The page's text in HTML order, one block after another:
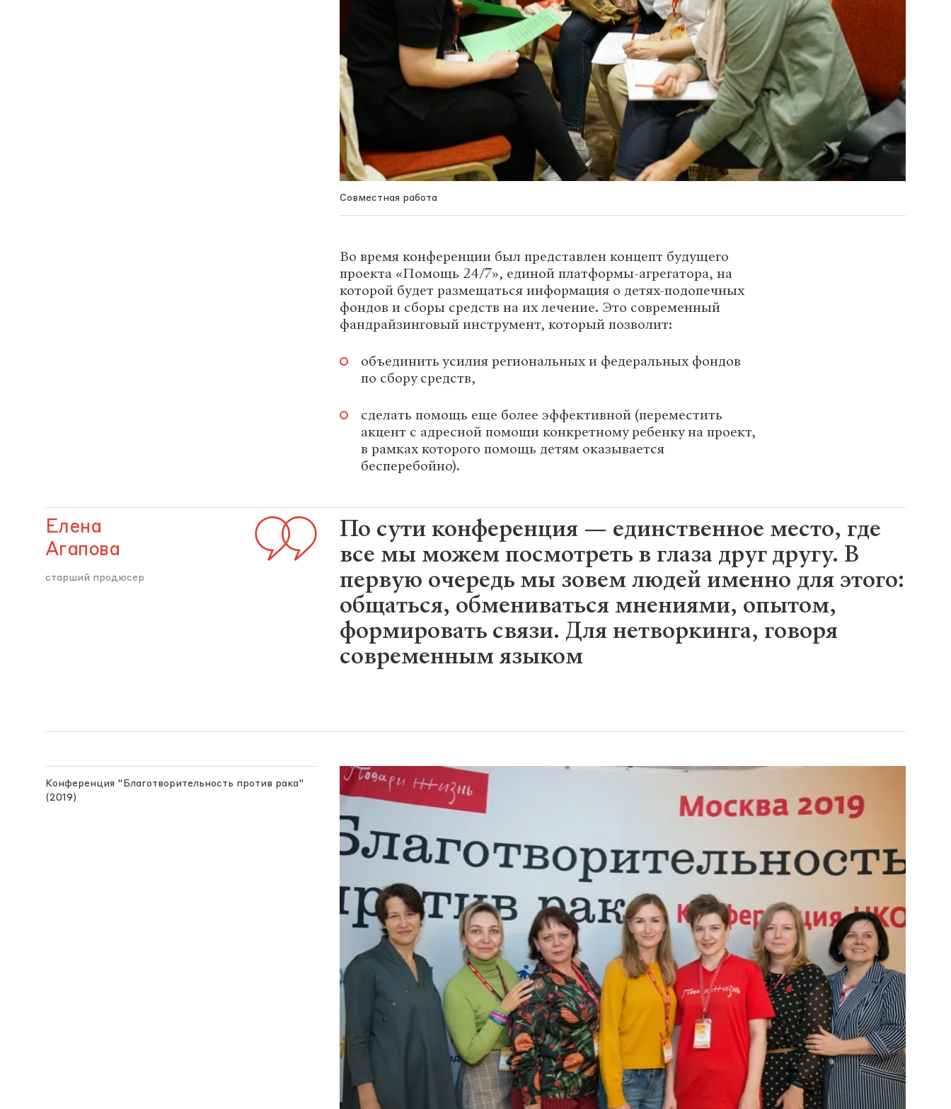
Совместная работа
Во время конференции был представлен концепт будущего
проекта «Помощь 24/7», единой платформы-агрегатора, на
которой будет размещаться информация о детях-подопечных
фондов и сборы средств на их лечение. Это современный
фандрайзинговый инструмент, который позволит:
объединить усилия региональных и федеральных фондов
по сбору средств,
сделать помощь еще более эффективной (переместить
акцент с адресной помощи конкретному ребенку на проект,
в рамках которого помощь детям оказывается
бесперебойно).
По сути конференция — единственное место, где
все мы можем посмотреть в глаза друг другу. В
первую очередь мы зовем людей именно для этого:
общаться, обмениваться мнениями, опытом,
формировать связи. Для нетворкинга, говоря
современным языком
Елена
Агапова
старший продюсер
Конференция "Благотворительность против рака"
(2019)